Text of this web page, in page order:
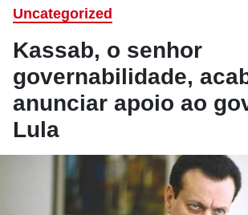
Uncategorized
Kassab, o senhor
governabilidade,
anunciar apoio ao
Lula